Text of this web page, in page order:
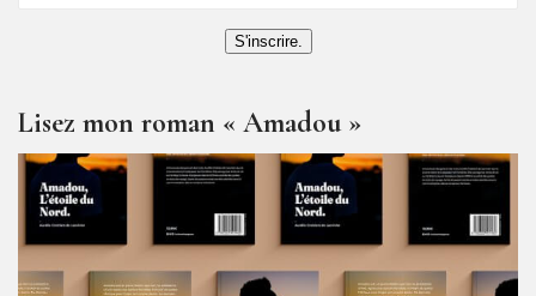
S'inscrire.
Lisez mon roman « Amadou »